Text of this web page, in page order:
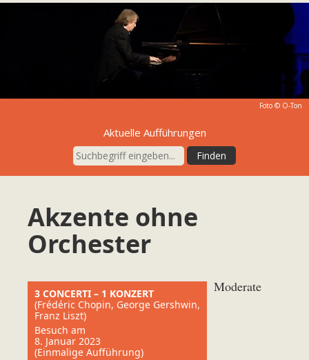
Foto © O-Ton
Aktuelle Aufführungen
Akzente ohne
Orchester
3 CONCERTI – 1 KONZERT
(Frédéric Chopin, George Gershwin,
Franz Liszt)
Besuch am
8. Januar 2023
(Einmalige Aufführung)
Moderate